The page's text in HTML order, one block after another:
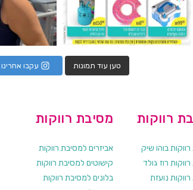
טען עוד תמונות עקבו אחרינו
מסיבת רווקות
אביזרים למסיבת רווקות
קישוטים למסיבת רווקות
בלונים למסיבת רווקות
רווקות
בוהו שיק
רוז גולד
נועזת